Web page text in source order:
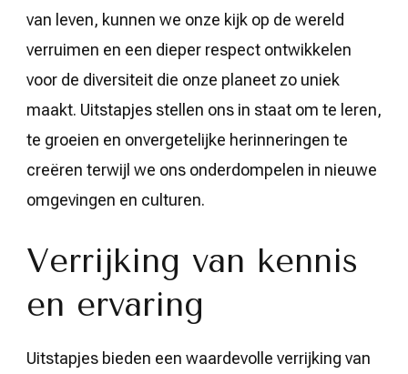
van leven, kunnen we onze kijk op de wereld
verruimen en een dieper respect ontwikkelen
voor de diversiteit die onze planeet zo uniek
maakt. Uitstapjes stellen ons in staat om te leren,
te groeien en onvergetelijke herinneringen te
creëren terwijl we ons onderdompelen in nieuwe
omgevingen en culturen.
Verrijking van kennis
en ervaring
Uitstapjes bieden een waardevolle verrijking van